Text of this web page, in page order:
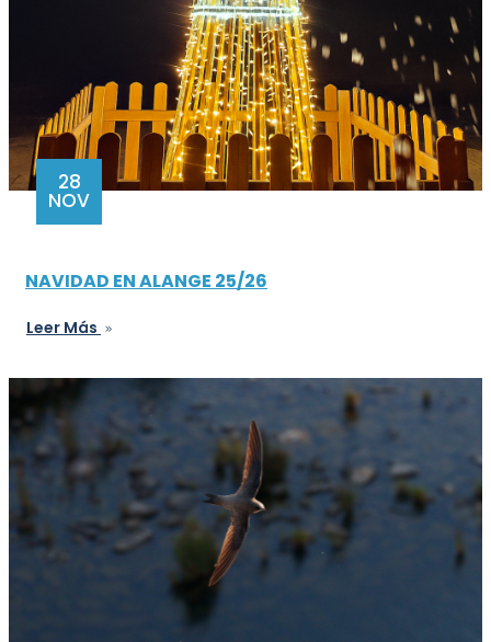
28
NOV
NAVIDAD EN ALANGE 25/26
Leer Más